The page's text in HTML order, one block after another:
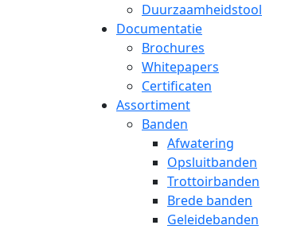
Duurzaamheidstool
Documentatie
Brochures
Whitepapers
Certificaten
Assortiment
Banden
Afwatering
Opsluitbanden
Trottoirbanden
Brede banden
Geleidebanden